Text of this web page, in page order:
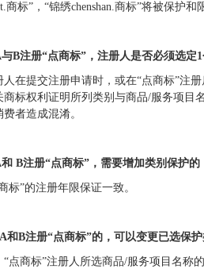
标”，“锦绣chenshan.商标”将被保护和
B注册“点商标”，注册人是否必须选定
人在提交注册申请时，或在“点商标”注
标权利证明所列类别与商品/服务项目
者造成混淆。
B注册“点商标”，需要增加类别保护
标”的注册年限保证一致。
和B注册“点商标”的，可以变更已选保
“点商标”注册人所选商品/服务项目名称